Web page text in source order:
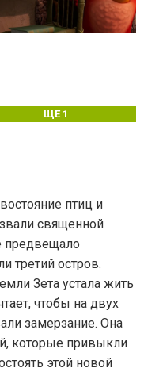
ЩЕ 1
птиц и
священной
предвещало
третий остров.
Зета устала жить
чтобы на двух
замерзание. Она
которые привыкли
этой новой